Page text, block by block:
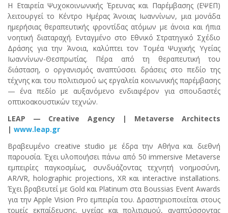
Η Εταιρεία Ψυχοκοινωνικής Έρευνας και Παρέμβασης (ΕΨΕΠ)
λειτουργεί το Κέντρο Ημέρας Άνοιας Ιωαννίνων, μια μονάδα
ημερήσιας θεραπευτικής φροντίδας ατόμων με άνοια και ήπια
νοητική διαταραχή. Ενταγμένο στο Εθνικό Στρατηγικό Σχέδιο
Δράσης για την Άνοια, καλύπτει τον Τομέα Ψυχικής Υγείας
Ιωαννίνων-Θεσπρωτίας. Πέρα από τη θεραπευτική του
διάσταση, ο οργανισμός αναπτύσσει δράσεις στο πεδίο της
τέχνης και του πολιτισμού ως εργαλεία κοινωνικής παρέμβασης
— ένα πεδίο με αυξανόμενο ενδιαφέρον για σπουδαστές
οπτικοακουστικών τεχνών.
LEAP — Creative Agency | Metaverse Architects
| www.leap.gr
Βραβευμένο creative studio με έδρα την Αθήνα και διεθνή
παρουσία. Έχει υλοποιήσει πάνω από 50 immersive Metaverse
εμπειρίες παγκοσμίως, συνδυάζοντας τεχνητή νοημοσύνη,
AR/VR, holographic projections, XR και interactive installations.
Έχει βραβευτεί με Gold και Platinum στα Boussias Event Awards
για την Apple Vision Pro εμπειρία του. Δραστηριοποιείται στους
τομείς εκπαίδευσης, υγείας και πολιτισμού, αναπτύσσοντας